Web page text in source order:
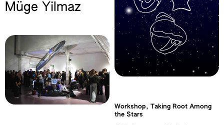
Müge Yilmaz
Workshop, Taking Root Among
the Stars